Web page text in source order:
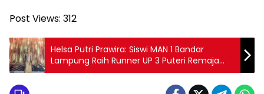
Post Views: 312
Helsa Putri Prawira: Siswi MAN 1 Bandar
Lampung Raih Runner UP 3 Puteri Remaja
Indonesia Lampung 2025